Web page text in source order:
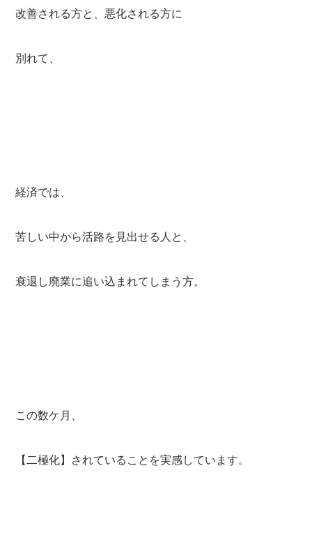
改善される方と、悪化される方に
別れて、
経済では、
苦しい中から活路を見出せる人と、
衰退し廃業に追い込まれてしまう方。
この数ケ月、
【二極化】されていることを実感しています。